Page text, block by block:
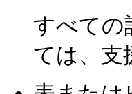
すべての
ては、支